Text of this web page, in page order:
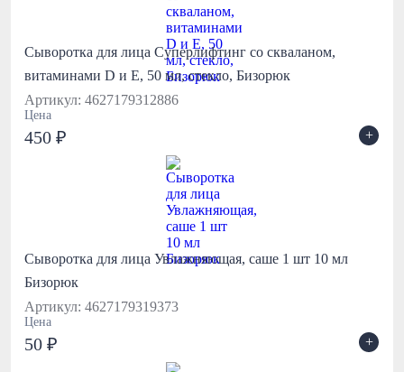
Сыворотка для лица Суперлифтинг cо скваланом,
витаминами D и Е, 50 мл, стекло, Бизорюк
Артикул: 4627179312886
Цена
450 ₽ +
Сыворотка для лица Увлажняющая, саше 1 шт 10 мл
Бизорюк
Артикул: 4627179319373
Цена
50 ₽ +